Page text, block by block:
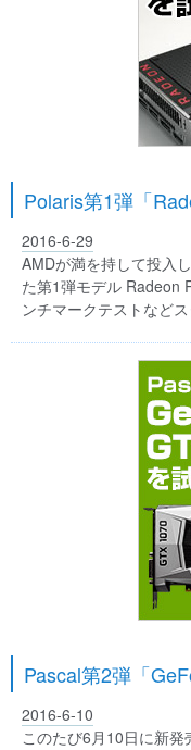
Polaris第1弾「
2016-6-29
AMDが満を持して投入
た第1弾モデル Radeon
ンチマークテストなど
Pascal第2弾「
2016-6-10
このたび6月10日に新